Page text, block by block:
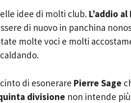
idee di molti club. L’addio al
di nuovo in panchina
molte voci e molti
di esonerare Pierre Sage
divisione non intende